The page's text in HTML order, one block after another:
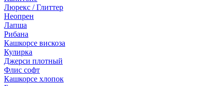
Люрекс / Глиттер
Неопрен
Лапша
Рибана
Кашкорсе вискоза
Кулирка
Джерси плотный
Флис софт
Кашкорсе хлопок